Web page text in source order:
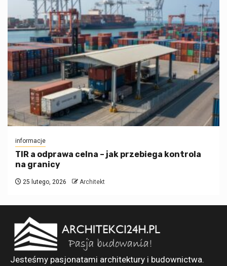
informacje
TIR a odprawa celna – jak przebiega kontrola
na granicy
25 lutego, 2026 Architekt
Jesteśmy pasjonatami architektury i budownictwa.